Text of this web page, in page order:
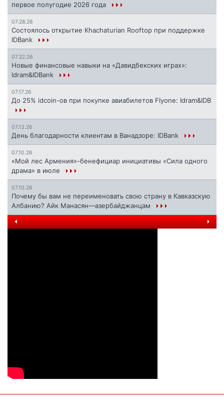
первое полугодие 2026 года
07.28.26
Состоялось открытие Khachaturian Rooftop при поддержке
IDBank
07.22.26
Новые финансовые навыки на «Давидбекских играх»:
Idram&IDBank
07.17.26
До 25% idcoin-ов при покупке авиабилетов Flyone: Idram&IDB
07.13.26
День благодарности клиентам в Ванадзоре: IDBank
07.10.26
«Мой лес Армения»-бенефициар инициативы «Сила одного
драма» в июле
07.10.26
Почему бы вам не переименовать свою страну в Кавказскую
Албанию? Айк Манасян—азербайджанцам